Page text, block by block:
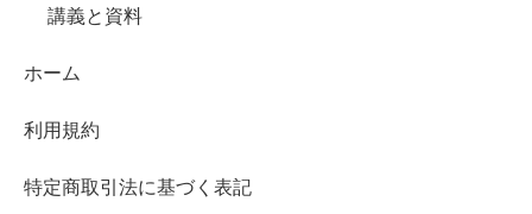
講義と資料
ホーム
利用規約
特定商取引法に基づく表記